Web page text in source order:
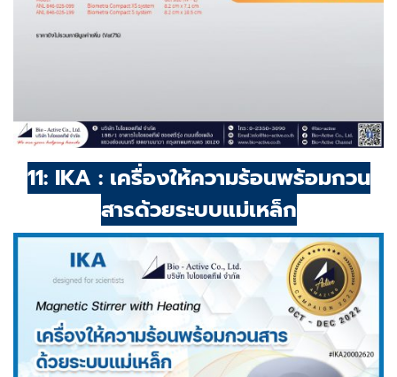
11: IKA : เครื่องให้ความร้อนพร้อมกวน
สารด้วยระบบแม่เหล็ก